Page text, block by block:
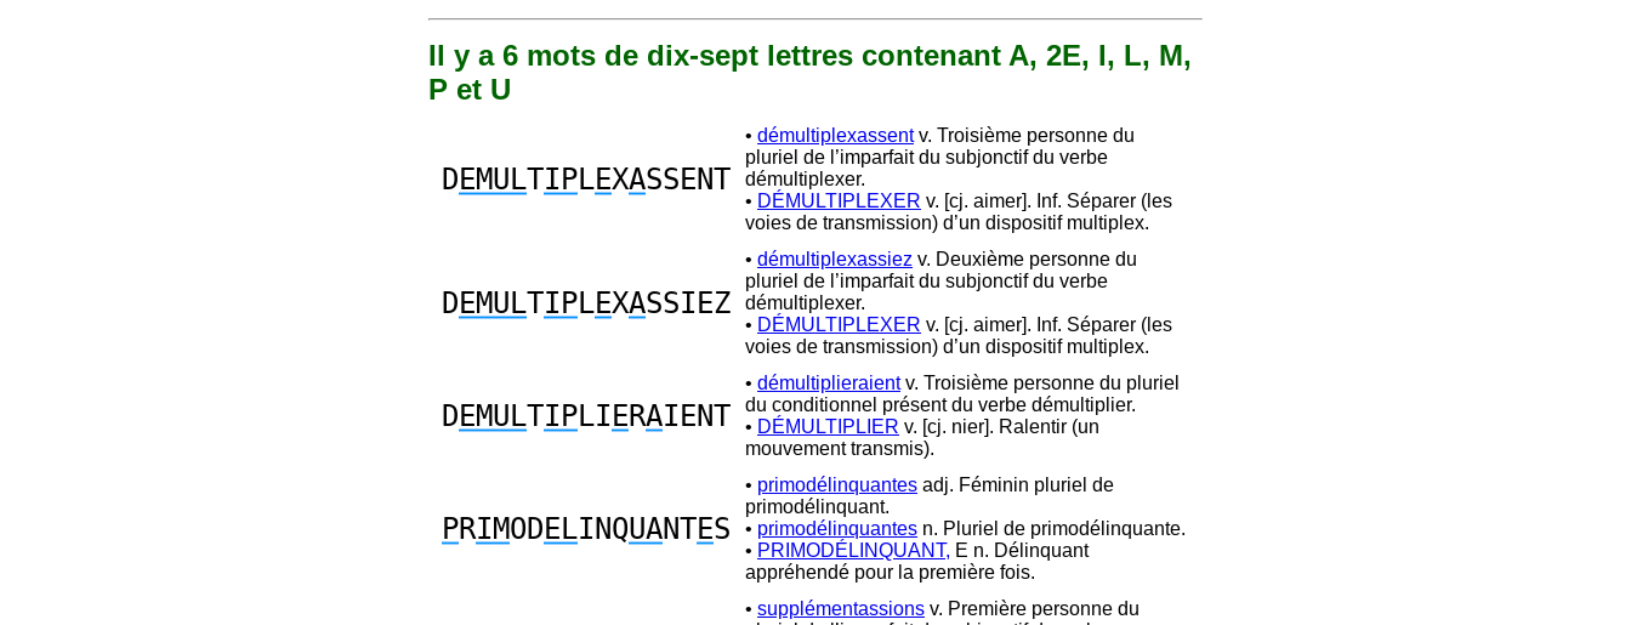
Il y a 6 mots de dix-sept lettres contenant A, 2E, I, L, M,
P et U
DEMULTIPLEXASSENT
• démultiplexassentv. Troisième personne du
pluriel de l’imparfait du subjonctif du verbe
démultiplexer.
• DÉMULTIPLEXER v. [cj. aimer]. Inf. Séparer (les
voies de transmission) d’un dispositif multiplex.
DEMULTIPLEXASSIEZ
• démultiplexassiez v. Deuxième personne du
pluriel de l’imparfait du subjonctif du verbe
démultiplexer.
• DÉMULTIPLEXER v. [cj. aimer]. Inf. Séparer (les
voies de transmission) d’un dispositif multiplex.
DEMULTIPLI ERAIENT
• démultiplieraientv. Troisième personne du pluriel
du conditionnel présent du verbe démultiplier.
• DÉMULTIPLIER v. [cj. nier]. Ralentir (un
mouvement transmis).
PRIMODELINQUANTES
• primodélinquantes adj. Féminin pluriel de
primodélinquant.
• primodélinquantes n. Pluriel de primodélinquante.
• PRIMODÉLINQUANT, E n. Délinquant
appréhendé pour la première fois.
• supplémentassions v. Première personne du